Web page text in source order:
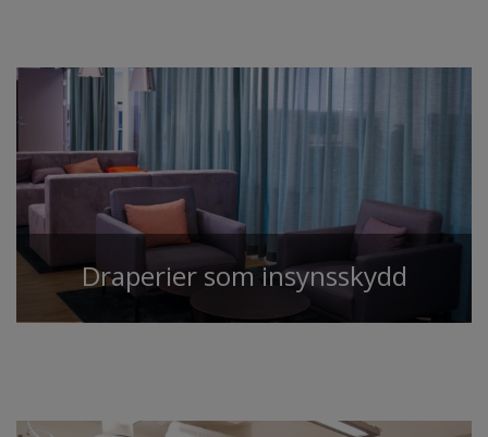
Draperier som insynsskydd